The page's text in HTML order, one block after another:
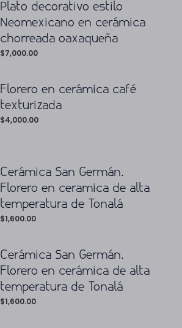
Plato decorativo estilo
Neomexicano en cerámica
chorreada oaxaqueña
$7,000.00
Florero en cerámica café
texturizada
$4,000.00
Cerámica San Germán.
Florero en ceramica de alta
temperatura de Tonalá
$1,600.00
Cerámica San Germán.
Florero en cerámica de alta
temperatura de Tonalá
$1,600.00